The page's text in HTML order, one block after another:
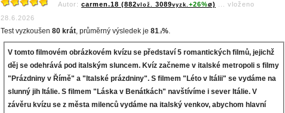
Autor: carmen.18 (882vlož. 3089vyzk. +26%ø)
vloženo
28.6.2026
Test vyzkoušen 80 krát, průměrný výsledek je 81 .2%.
V tomto filmovém obrázkovém kvízu se představí 5 romantických filmů, jejichž
děj se odehrává pod italským sluncem. Kvíz začneme v italské metropoli s filmy
"Prázdniny v Římě" a "Italské prázdniny". S filmem "Léto v Itálii" se vydáme na
slunný jih Itálie. S filmem "Láska v Benátkách" navštívíme i sever Itálie. V
závěru kvízu se z města milenců vydáme na italský venkov, abychom hlavní